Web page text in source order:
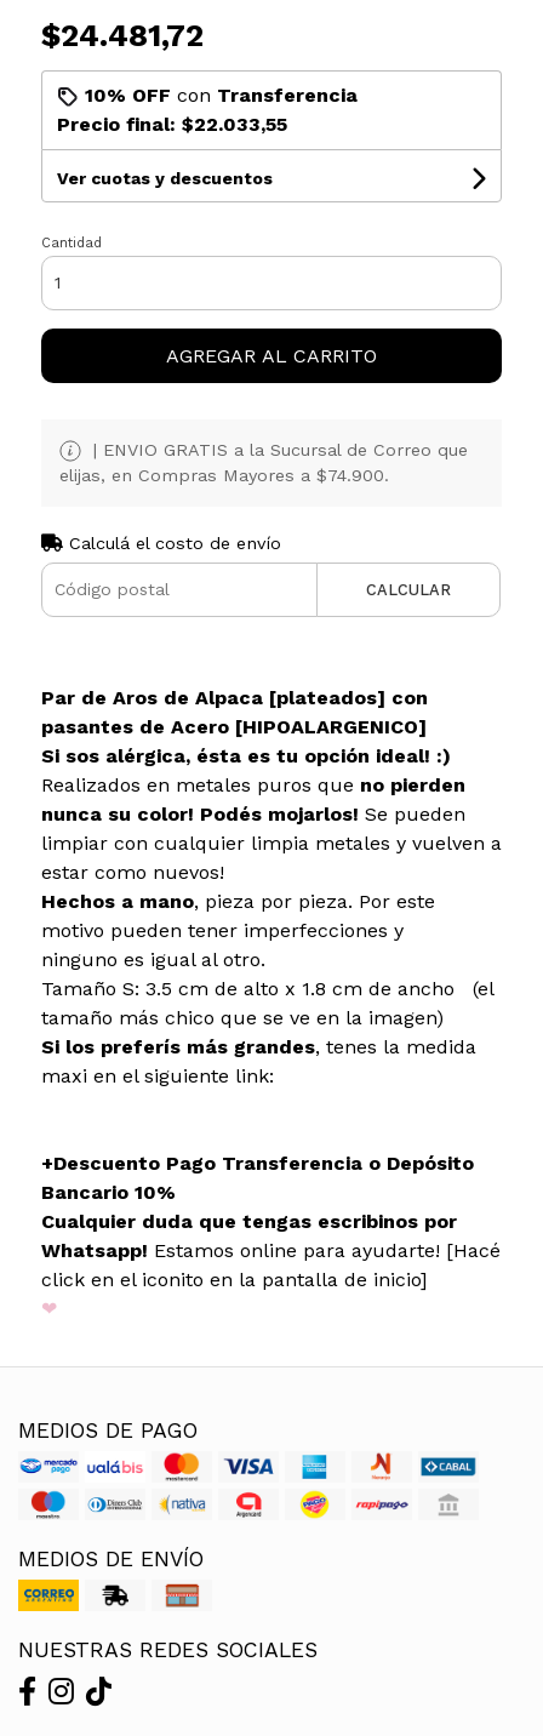
$24.481,72
10% OFF con Transferencia
Precio final: $22.033,55
Ver cuotas y descuentos
Cantidad
AGREGAR AL CARRITO
| ENVIO GRATIS a la Sucursal de Correo que
elijas, en Compras Mayores a $74.900.
Calculá el costo de envío
CALCULAR
Par de Aros de Alpaca [plateados] con
pasantes de Acero [HIPOALARGENICO]
Si sos alérgica, ésta es tu opción ideal! :)
Realizados en metales puros que no pierden
nunca su color! Podés mojarlos! Se pueden
limpiar con cualquier limpia metales y vuelven a
estar como nuevos!
Hechos a mano, pieza por pieza. Por este
motivo pueden tener imperfecciones y
ninguno es igual al otro.
Tamaño S: 3.5 cm de alto x 1.8 cm de ancho (el
tamaño más chico que se ve en la imagen)
Si los preferís más grandes, tenes la medida
maxi en el siguiente link:
+Descuento Pago Transferencia o Depósito
Bancario 10%
Cualquier duda que tengas escribinos por
Whatsapp! Estamos online para ayudarte! [Hacé
click en el iconito en la pantalla de inicio]
❤
MEDIOS DE PAGO
MEDIOS DE ENVÍO
NUESTRAS REDES SOCIALES